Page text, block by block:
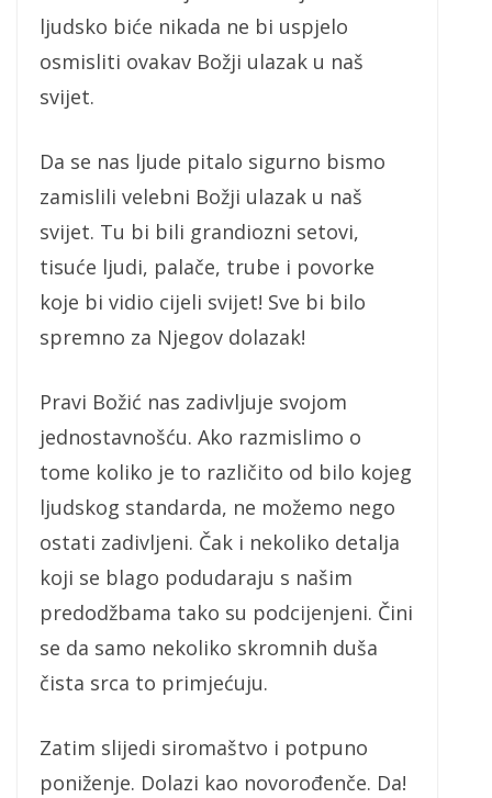
ljudsko biće nikada ne bi uspjelo
osmisliti ovakav Božji ulazak u naš
svijet.
Da se nas ljude pitalo sigurno bismo
zamislili velebni Božji ulazak u naš
svijet. Tu bi bili grandiozni setovi,
tisuće ljudi, palače, trube i povorke
koje bi vidio cijeli svijet! Sve bi bilo
spremno za Njegov dolazak!
Pravi Božić nas zadivljuje svojom
jednostavnošću. Ako razmislimo o
tome koliko je to različito od bilo kojeg
ljudskog standarda, ne možemo nego
ostati zadivljeni. Čak i nekoliko detalja
koji se blago podudaraju s našim
predodžbama tako su podcijenjeni. Čini
se da samo nekoliko skromnih duša
čista srca to primjećuju.
Zatim slijedi siromaštvo i potpuno
poniženje. Dolazi kao novorođenče. Da!